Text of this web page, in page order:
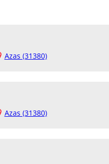
Azas (31380)
Azas (31380)